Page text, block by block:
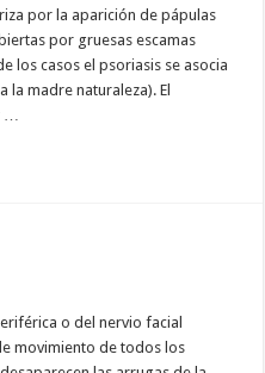
por la aparición de pápulas
por gruesas escamas
los casos el psoriasis se asocia
la madre naturaleza). El
o del nervio facial
movimiento de todos los